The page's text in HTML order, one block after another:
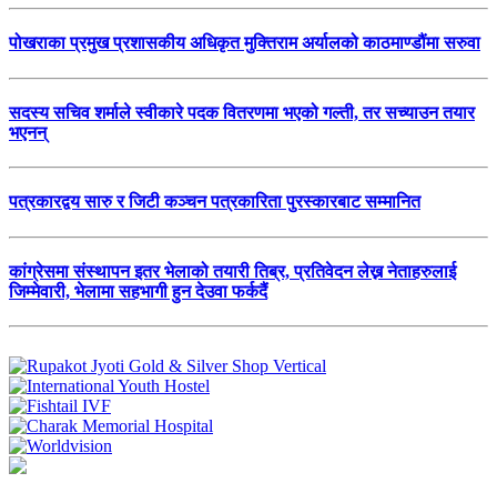
पोखराका प्रमुख प्रशासकीय अधिकृत मुक्तिराम अर्यालको काठमाण्डौंमा सरुवा
सदस्य सचिव शर्माले स्वीकारे पदक वितरणमा भएको गल्ती, तर सच्याउन तयार
भएनन्
पत्रकारद्वय सारु र जिटी कञ्चन पत्रकारिता पुरस्कारबाट सम्मानित
कांग्रेसमा संस्थापन इतर भेलाको तयारी तिब्र, प्रतिवेदन लेख्न नेताहरुलाई
जिम्मेवारी, भेलामा सहभागी हुन देउवा फर्कदैं